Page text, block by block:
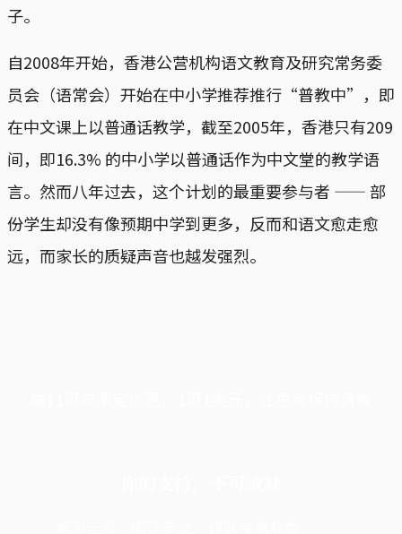
子。
自2008年开始，香港公营机构语文教育及研究常务委
员会（语常会）开始在中小学推荐推行“普教中”，即
在中文课上以普通话教学，截至2005年，香港只有209
间，即16.3% 的中小学以普通话作为中文堂的教学语
言。然而八年过去，这个计划的最重要参与者 —— 部
份学生却没有像预期中学到更多，反而和语文愈走愈
远，而家长的质疑声音也越发强烈。